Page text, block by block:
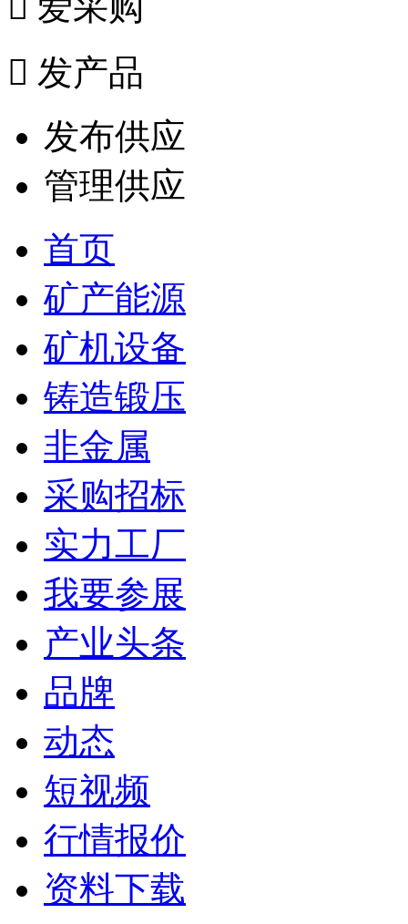
 发产品
发布供应
管理供应
首页
矿产能源
矿机设备
铸造锻压
非金属
采购招标
实力工厂
我要参展
产业头条
品牌
动态
短视频
行情报价
资料下载